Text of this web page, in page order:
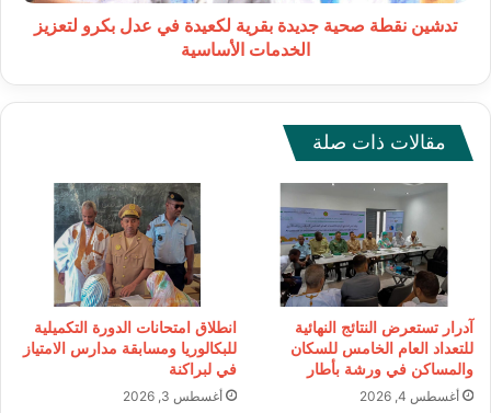
لتعزيز
تدشين نقطة صحية جديدة بقرية لكعيدة في عدل بكرو لتعزيز
الخدمات الأساسية
مقالات ذات صلة
آدرار تستعرض النتائج النهائية
للتعداد العام الخامس للسكان
والمساكن في ورشة بأطار
أغسطس 4, 2026
انطلاق امتحانات الدورة التكميلية
للبكالوريا ومسابقة مدارس الامتياز
في لبراكنة
أغسطس 3, 2026